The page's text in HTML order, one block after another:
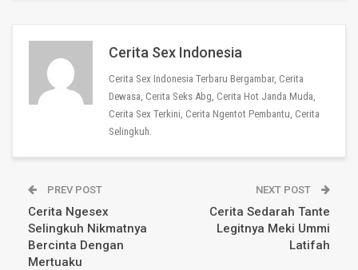
Cerita Sex Indonesia
Cerita Sex Indonesia Terbaru Bergambar, Cerita
Dewasa, Cerita Seks Abg, Cerita Hot Janda Muda,
Cerita Sex Terkini, Cerita Ngentot Pembantu, Cerita
Selingkuh.
PREV POST
Cerita Ngesex
Selingkuh Nikmatnya
Bercinta Dengan
Mertuaku
NEXT POST
Cerita Sedarah Tante
Legitnya Meki Ummi
Latifah